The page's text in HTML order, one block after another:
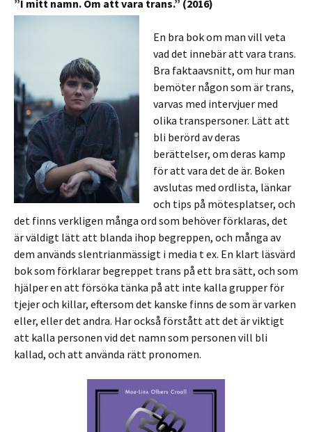
”I mitt namn. Om att vara trans.” (2016)
En bra bok om man vill veta
vad det innebär att vara trans.
Bra faktaavsnitt, om hur man
bemöter någon som är trans,
varvas med intervjuer med
olika transpersoner. Lätt att
bli berörd av deras
berättelser, om deras kamp
för att vara det de är. Boken
avslutas med ordlista, länkar
och tips på mötesplatser, och
det finns verkligen många ord som behöver förklaras, det
är väldigt lätt att blanda ihop begreppen, och många av
dem används slentrianmässigt i media t ex. En klart läsvärd
bok som förklarar begreppet trans på ett bra sätt, och som
hjälper en att försöka tänka på att inte kalla grupper för
tjejer och killar, eftersom det kanske finns de som är varken
eller, eller det andra. Har också förstått att det är viktigt
att kalla personen vid det namn som personen vill bli
kallad, och att använda rätt pronomen.